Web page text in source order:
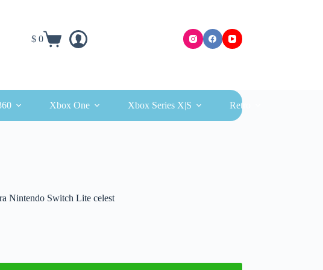
Carro
$ 0
Xbox One Xbox Series X|S Retro
Nintendo Switch Lite celest